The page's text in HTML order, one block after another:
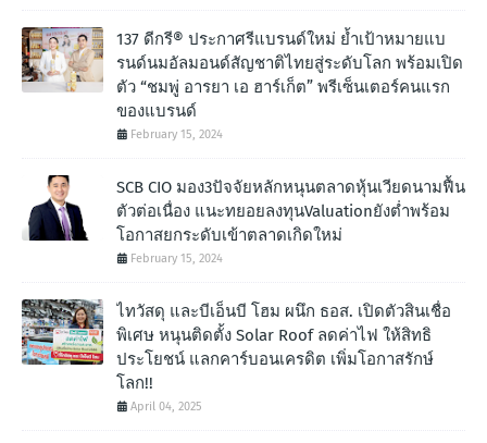
137 ดีกรี® ประกาศรีแบรนด์ใหม่ ย้ำเป้าหมายแบ
รนด์นมอัลมอนด์สัญชาติไทยสู่ระดับโลก พร้อมเปิด
ตัว “ชมพู่ อารยา เอ ฮาร์เก็ต” พรีเซ็นเตอร์คนแรก
ของแบรนด์
February 15, 2024
SCB CIO มอง3ปัจจัยหลักหนุนตลาดหุ้นเวียดนามฟื้น
ตัวต่อเนื่อง แนะทยอยลงทุนValuationยังต่ำพร้อม
โอกาสยกระดับเข้าตลาดเกิดใหม่
February 15, 2024
ไทวัสดุ และบีเอ็นบี โฮม ผนึก ธอส. เปิดตัวสินเชื่อ
พิเศษ หนุนติดตั้ง Solar Roof ลดค่าไฟ ให้สิทธิ
ประโยชน์ แลกคาร์บอนเครดิต เพิ่มโอกาสรักษ์
โลก!!
April 04, 2025